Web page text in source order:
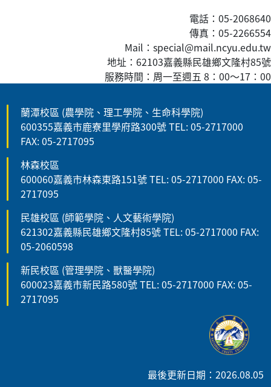
電話：05-2068640
傳真 ：05-2266554
Mail：special@mail.ncyu.edu.tw
地址：62103嘉義縣民雄鄉文隆村85號
服務時間：周一至週五 8：00～17：00
蘭潭校區 (農學院、理工學院、生命科學院)
600355嘉義市鹿寮里學府路300號 TEL: 05-2717000
FAX: 05-2717095
林森校區
600060嘉義市林森東路151號 TEL: 05-2717000 FAX: 05-
2717095
民雄校區 (師範學院、人文藝術學院)
621302嘉義縣民雄鄉文隆村85號 TEL: 05-2717000 FAX:
05-2060598
新民校區 (管理學院、獸醫學院)
600023嘉義市新民路580號 TEL: 05-2717000 FAX: 05-
2717095
最後更新日期：2026.08.05